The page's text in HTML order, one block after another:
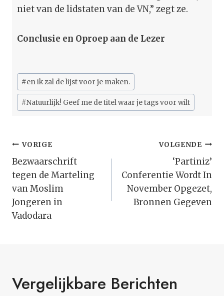
niet van de lidstaten van de VN,” zegt ze.
Conclusie en Oproep aan de Lezer
Bericht
tags:
#en ik zal de lijst voor je maken.
#Natuurlijk! Geef me de titel waar je tags voor wilt
Bericht
Navigatie
VORIGE
Bezwaarschrift
tegen de Marteling
van Moslim
Jongeren in
Vadodara
VOLGENDE
‘Partiniz’
Conferentie Wordt In
November Opgezet,
Bronnen Gegeven
Vergelijkbare Berichten